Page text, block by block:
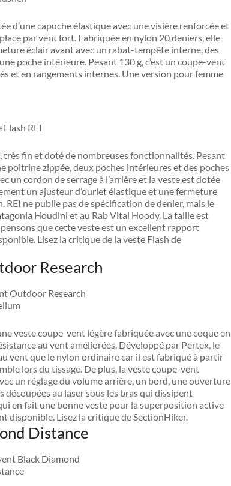
d’une capuche élastique avec une visière renforcée et
par vent fort. Fabriquée en nylon 20 deniers, elle
éclair avant avec un rabat-tempête interne, des
poche intérieure. Pesant 130 g, c’est un coupe-vent
et en rangements internes. Une version pour femme
fin et doté de nombreuses fonctionnalités. Pesant
poitrine zippée, deux poches intérieures et des poches
un cordon de serrage à l’arrière et la veste est dotée
un ajusteur d’ourlet élastique et une fermeture
ne publie pas de spécification de denier, mais le
Houdini et au Rab Vital Hoody. La taille est
que cette veste est un excellent rapport
Lisez la critique de la veste Flash de
Research
veste coupe-vent légère fabriquée avec une coque en
au vent améliorées. Développé par Pertex, le
vent que le nylon ordinaire car il est fabriqué à partir
lors du tissage. De plus, la veste coupe-vent
un réglage du volume arrière, un bord, une ouverture
au laser sous les bras qui dissipent
en fait une bonne veste pour la superposition active
disponible. Lisez la critique de SectionHiker.
Distance